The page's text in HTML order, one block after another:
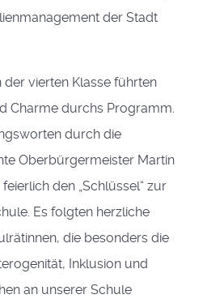
der Stadt
der vierten Klasse führten
Charme durchs Programm.
durch die
Oberbürgermeister Martin
den „Schlüssel“ zur
Es folgten herzliche
die besonders die
Inklusion und
an unserer Schule